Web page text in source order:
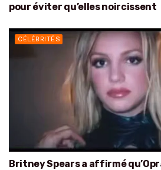
pour éviter qu’elles noircissent
CÉLÉBRITÉS
Britney Spears a affirmé